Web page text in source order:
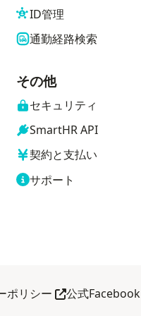
ID管理
通勤経路検索
その他
セキュリティ
SmartHR API
契約と支払い
サポート
ポリシー 別タブで開く
公式Facebook